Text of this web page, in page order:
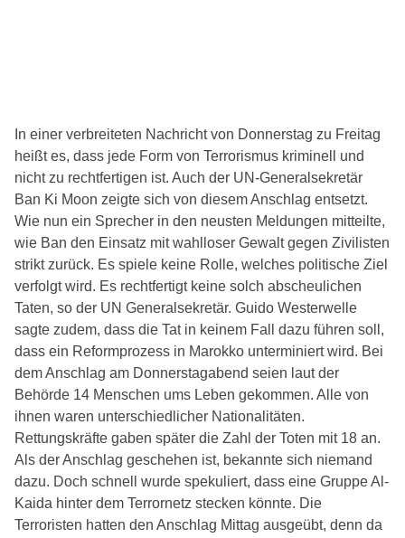
In einer verbreiteten Nachricht von Donnerstag zu Freitag
heißt es, dass jede Form von Terrorismus kriminell und
nicht zu rechtfertigen ist. Auch der UN-Generalsekretär
Ban Ki Moon zeigte sich von diesem Anschlag entsetzt.
Wie nun ein Sprecher in den neusten Meldungen mitteilte,
wie Ban den Einsatz mit wahlloser Gewalt gegen Zivilisten
strikt zurück. Es spiele keine Rolle, welches politische Ziel
verfolgt wird. Es rechtfertigt keine solch abscheulichen
Taten, so der UN Generalsekretär. Guido Westerwelle
sagte zudem, dass die Tat in keinem Fall dazu führen soll,
dass ein Reformprozess in Marokko unterminiert wird. Bei
dem Anschlag am Donnerstagabend seien laut der
Behörde 14 Menschen ums Leben gekommen. Alle von
ihnen waren unterschiedlicher Nationalitäten.
Rettungskräfte gaben später die Zahl der Toten mit 18 an.
Als der Anschlag geschehen ist, bekannte sich niemand
dazu. Doch schnell wurde spekuliert, dass eine Gruppe Al-
Kaida hinter dem Terrornetz stecken könnte. Die
Terroristen hatten den Anschlag Mittag ausgeübt, denn da